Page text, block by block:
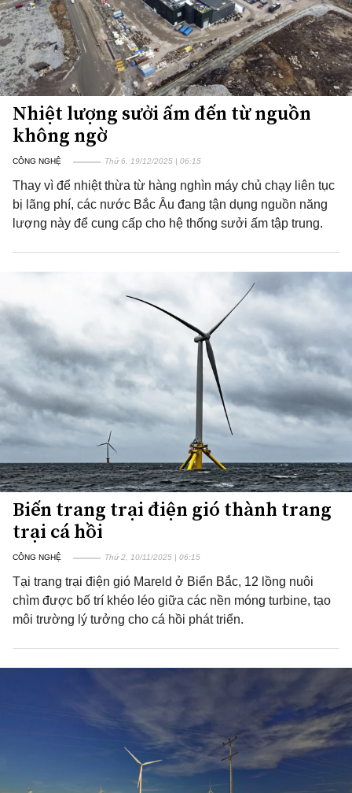
Nhiệt lượng sưởi ấm đến từ nguồn
không ngờ
CÔNG NGHỆ Thứ 6, 19/12/2025 | 06:15
Thay vì để nhiệt thừa từ hàng nghìn máy chủ chạy liên tục
bị lãng phí, các nước Bắc Âu đang tận dụng nguồn năng
lượng này để cung cấp cho hệ thống sưởi ấm tập trung.
Biến trang trại điện gió thành trang
trại cá hồi
CÔNG NGHỆ Thứ 2, 10/11/2025 | 06:15
Tại trang trại điện gió Mareld ở Biển Bắc, 12 lồng nuôi
chìm được bố trí khéo léo giữa các nền móng turbine, tạo
môi trường lý tưởng cho cá hồi phát triển.